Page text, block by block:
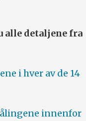
alle detaljene fra
i hver av de 14
innenfor